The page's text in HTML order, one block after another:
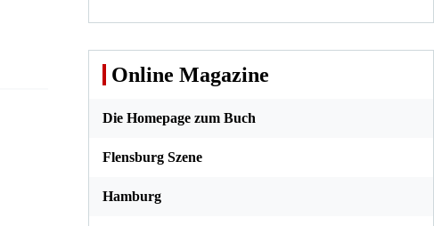
Online Magazine
Die Homepage zum Buch
Flensburg Szene
Hamburg